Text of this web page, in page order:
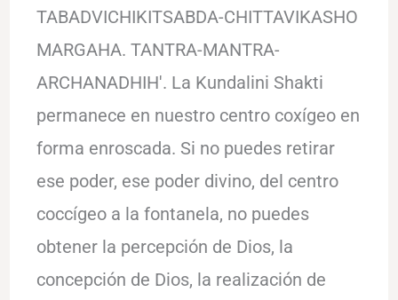
TABADVICHIKITSABDA-CHITTAVIKASHO
MARGAHA. TANTRA-MANTRA-
ARCHANADHIH'. La Kundalini Shakti
permanece en nuestro centro coxígeo en
forma enroscada. Si no puedes retirar
ese poder, ese poder divino, del centro
coccígeo a la fontanela, no puedes
obtener la percepción de Dios, la
concepción de Dios, la realización de